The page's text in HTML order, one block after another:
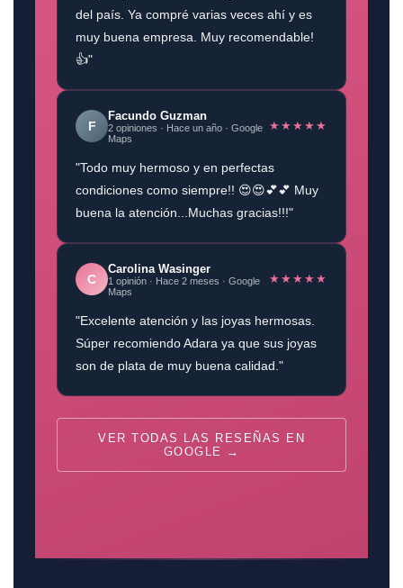
del país. Ya compré varias veces ahí y es
muy buena empresa. Muy recomendable!
👍"
F
Facundo Guzman
2 opiniones · Hace un año · Google
Maps
★★★★★
"Todo muy hermoso y en perfectas
condiciones como siempre!! 😍😍💕💕 Muy
buena la atención...Muchas gracias!!!"
C
Carolina Wasinger
1 opinión · Hace 2 meses · Google
Maps
★★★★★
"Excelente atención y las joyas hermosas.
Súper recomiendo Adara ya que sus joyas
son de plata de muy buena calidad."
VER TODAS LAS RESEÑAS EN
GOOGLE →